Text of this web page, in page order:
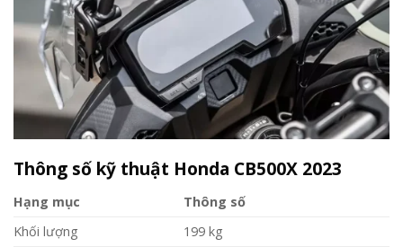
Thông số kỹ thuật Honda CB500X 2023
Hạng mục
Thông số
Khối lượng
199 kg